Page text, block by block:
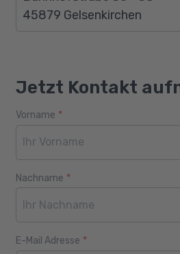
45879 Gelsenkirchen
Jetzt Kontakt
Webseite
Alter
Vorname *
Nachname *
E-Mail Adresse *